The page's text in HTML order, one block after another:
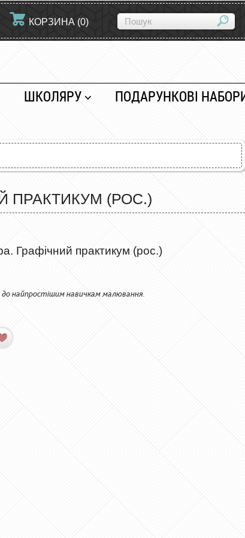
КОРЗИНА (0)
ШКОЛЯРУ ПОДАРУНКОВІ
ПРАКТИКУМ (РОС.)
Графічний практикум (рос.)
найпростішим навичкам малювання.